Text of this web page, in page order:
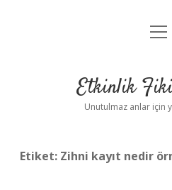
Yasal
Etkinlik
Unutulmaz anlar için
Etiket: Zihni kayıt nedir